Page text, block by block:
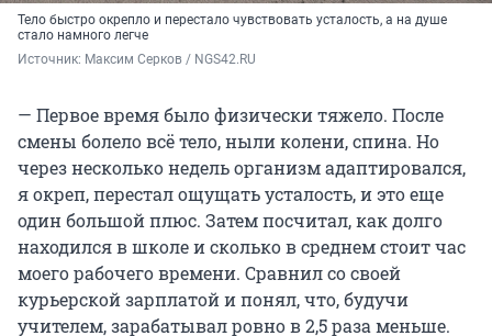
Тело быстро окрепло и перестало чувствовать усталость, а на душе
стало намного легче
Источник: Максим Серков / NGS42.RU
— Первое время было физически тяжело. После
смены болело всё тело, ныли колени, спина. Но
через несколько недель организм адаптировался,
я окреп, перестал ощущать усталость, и это еще
один большой плюс. Затем посчитал, как долго
находился в школе и сколько в среднем стоит час
моего рабочего времени. Сравнил со своей
курьерской зарплатой и понял, что, будучи
учителем, зарабатывал ровно в 2,5 раза меньше.